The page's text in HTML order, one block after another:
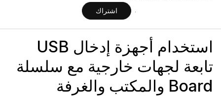
اشتراك
استخدام أجهزة إدخال USB
تابعة لجهات خارجية مع سلسلة
Board والمكتب والغرفة